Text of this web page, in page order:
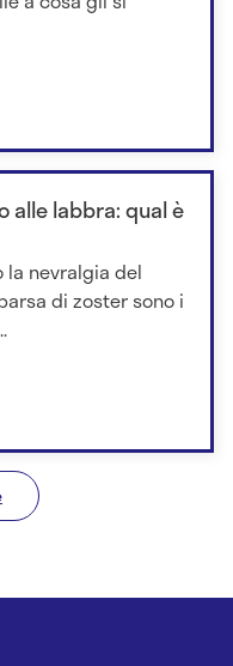
alle labbra: qual è
la nevralgia del
di zoster sono i